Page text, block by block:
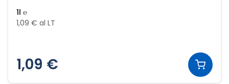
1l ℮
1,09 € al LT
1,09 €